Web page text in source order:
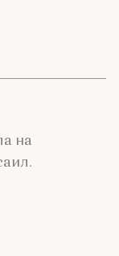
на